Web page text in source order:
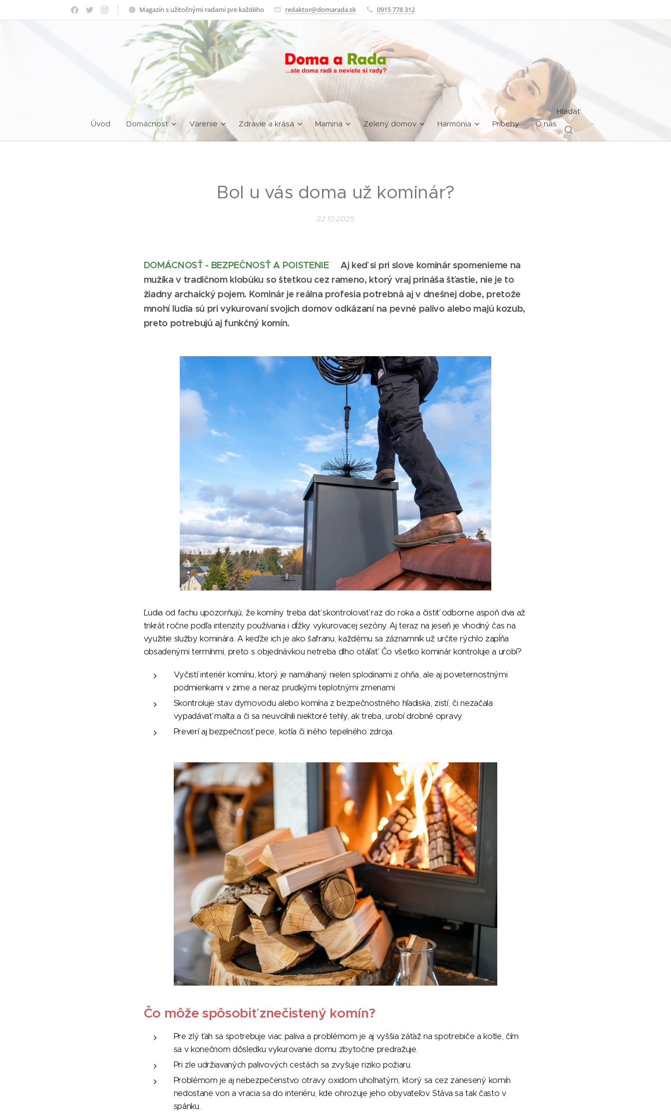
Magazín s užitočnými radami pre každého redaktor@domarada.sk 0915 778 312
Úvod Domácnosť Varenie Zdravie a krása Mamina Zelený domov Harmónia Príbehy O nás
Hľadať
Bol u vás doma už kominár?
22.10.2025
DOMÁCNOSŤ - BEZPEČNOSŤ A POISTENIE
Aj keď si pri slove kominár spomenieme na
mužíka v tradičnom klobúku so štetkou cez rameno, ktorý vraj prináša šťastie, nie je to
žiadny archaický pojem. Kominár je reálna profesia potrebná aj v dnešnej dobe, pretože
mnohí ľudia sú pri vykurovaní svojich domov odkázaní na pevné palivo alebo majú kozub,
preto potrebujú aj funkčný komín.
Ľudia od fachu upozorňujú, že komíny treba dať skontrolovať raz do roka a čistiť odborne aspoň dva až
trikrát ročne podľa intenzity používania i dĺžky vykurovacej sezóny. Aj teraz na jeseň je vhodný čas na
využitie služby kominára. A keďže ich je ako šafranu, každému sa záznamník už určite rýchlo zapĺňa
obsadenými termínmi, preto s objednávkou netreba dlho otáľať. Čo všetko kominár kontroluje a urobí?
Vyčistí interiér komínu, ktorý je namáhaný nielen splodinami z ohňa, ale aj poveternostnými
podmienkami v zime a neraz prudkými teplotnými zmenami.
Skontroluje stav dymovodu alebo komína z bezpečnostného hľadiska, zistí, či nezačala
vypadávať malta a či sa neuvoľnili niektoré tehly, ak treba, urobí drobné opravy.
Preverí aj bezpečnosť pece, kotla či iného tepelného zdroja.
Čo môže spôsobiť znečistený komín?
Pre zlý ťah sa spotrebuje viac paliva a problémom je aj vyššia záťaž na spotrebiče a kotle, čím
sa v konečnom dôsledku vykurovanie domu zbytočne predražuje.
Pri zle udržiavaných palivových cestách sa zvyšuje riziko požiaru.
Problémom je aj nebezpečenstvo otravy oxidom uhoľnatým, ktorý sa cez zanesený komín
nedostane von a vracia sa do interiéru, kde ohrozuje jeho obyvateľov. Stáva sa tak často v
spánku.